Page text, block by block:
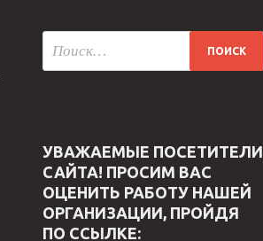
УВАЖАЕМЫЕ ПОСЕТИТЕЛИ
САЙТА! ПРОСИМ ВАС
ОЦЕНИТЬ РАБОТУ НАШЕЙ
ОРГАНИЗАЦИИ, ПРОЙДЯ
ПО ССЫЛКЕ: